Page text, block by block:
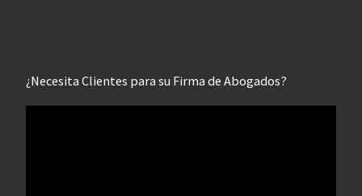
¿Necesita Clientes para su Firma de Abogados?